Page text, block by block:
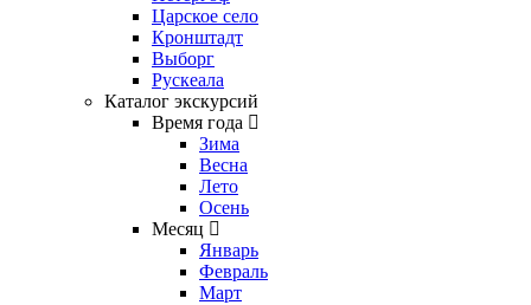
Царское село
Кронштадт
Выборг
Рускеала
Каталог экскурсий
Время года
Зима
Весна
Лето
Осень
Месяц
Январь
Февраль
Март